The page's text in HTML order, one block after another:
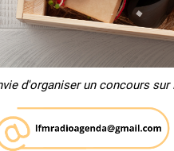
d'organiser un concours sur